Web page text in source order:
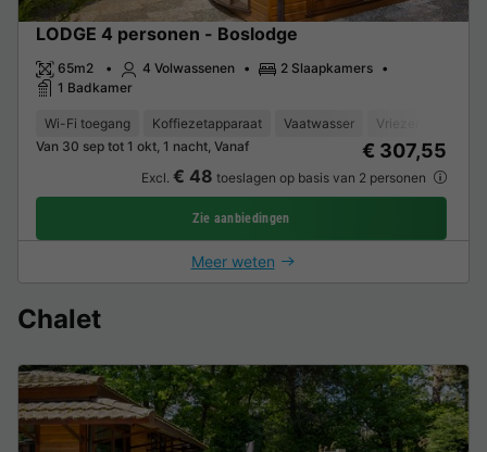
LODGE 4 personen - Boslodge
65m2 4 Volwassenen
2 Slaapkamers
1 Badkamer
Wi-Fi toegang Koffiezetapparaat Vaatwasser Vriezer
Van 30 sep tot 1 okt, 1 nacht, Vanaf
€ 307,55
Excl. € 48 toeslagen op basis van 2 personen
Zie aanbiedingen
Meer weten
Chalet